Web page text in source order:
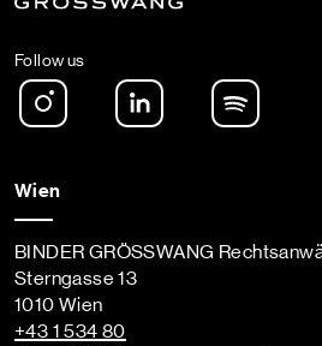
Follow us
Instagram LinkedIn
Wien
BINDER GRÖSSWANG
Sterngasse 13
1010 Wien
+43 1 534 80